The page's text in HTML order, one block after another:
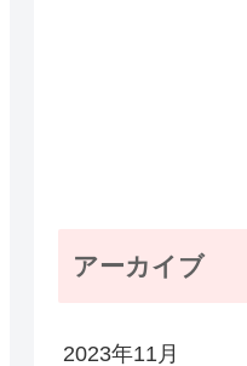
アーカイブ
2023年11月